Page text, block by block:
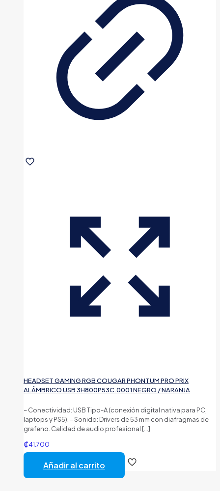
HEADSET GAMING RGB COUGAR PHONTUM PRO PRIX
ALÁMBRICO USB 3H800P53C.0001 NEGRO / NARANJA
– Conectividad: USB Tipo-A (conexión digital nativa para PC,
laptops y PS5). – Sonido: Drivers de 53 mm con diafragmas de
grafeno. Calidad de audio profesional […]
₡41.700
Añadir al carrito